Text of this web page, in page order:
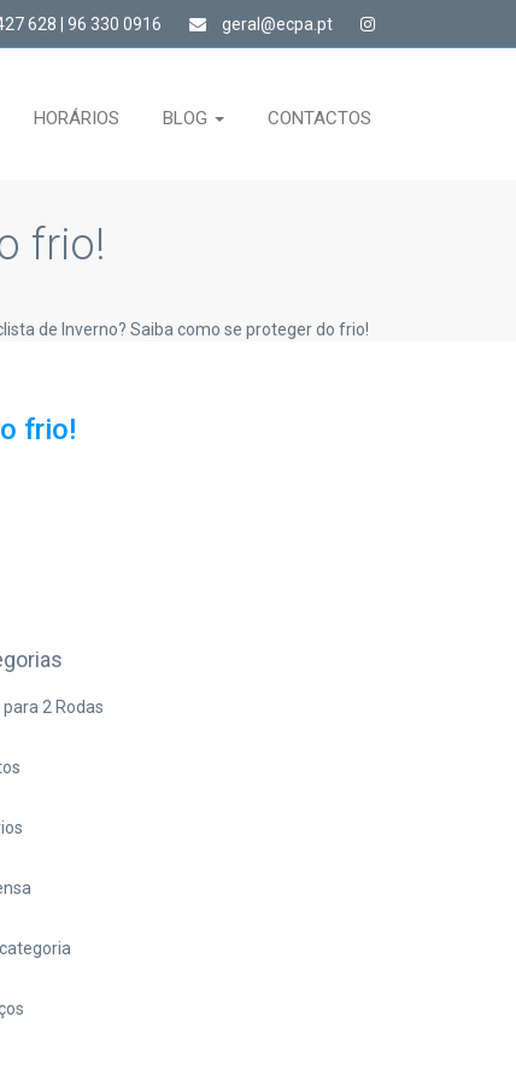
628 | 96 330 0916 geral@ecpa.pt
HORÁRIOS BLOG CONTACTOS
frio!
de Inverno? Saiba como se proteger do frio!
frio!
para 2 Rodas